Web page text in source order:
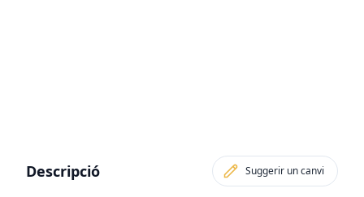
Descripció Suggerir un canvi